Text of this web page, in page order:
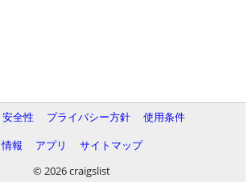
安全性 プライバシー方針
使用条件
情報
アプリ
サイトマップ
© 2026 craigslist